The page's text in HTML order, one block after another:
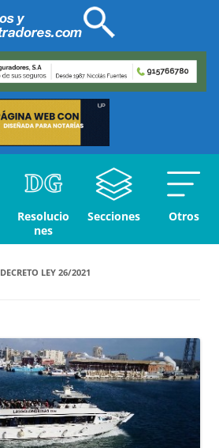
Resolucio
nes
Secciones Otros
DECRETO LEY 26/2021